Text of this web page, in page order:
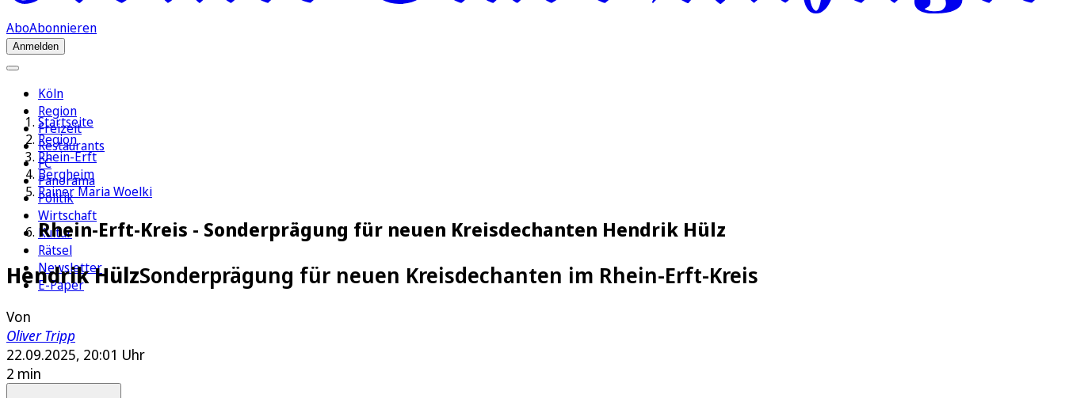
AboAbonnieren
Anmelden
Köln
Region
Freizeit
Restaurants
FC
Panorama
Politik
Wirtschaft
Kultur
Rätsel
Newsletter
E-Paper
Startseite
Region
Rhein-Erft
Bergheim
Rainer Maria Woelki
Rhein-Erft-Kreis - Sonderprägung für neuen Kreisdechanten Hendrik Hülz
Hendrik HülzSonderprägung für neuen Kreisdechanten im Rhein-Erft-Kreis
Von
Oliver Tripp
22.09.2025, 20:01 Uhr
2 min